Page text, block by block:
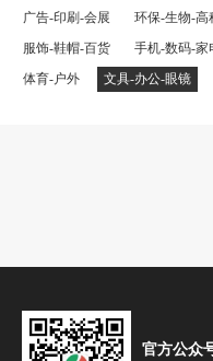
广告-印刷-会展
环保-生物-高
服饰-鞋帽-百货
手机-数码-家
体育-户外
文具-办公-眼镜
官方公众